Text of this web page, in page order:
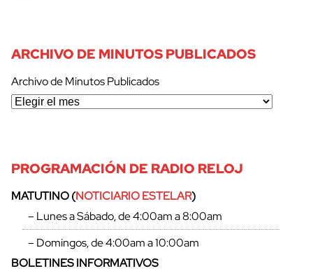
ARCHIVO DE MINUTOS PUBLICADOS
Archivo de Minutos Publicados
PROGRAMACIÓN DE RADIO RELOJ
MATUTINO (NOTICIARIO ESTELAR)
– Lunes a Sábado, de 4:00am a 8:00am
– Domingos, de 4:00am a 10:00am
BOLETINES INFORMATIVOS